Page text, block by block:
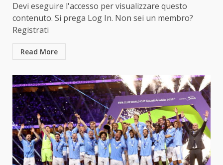
Devi eseguire l'accesso per visualizzare questo
contenuto. Si prega Log In. Non sei un membro?
Registrati
Read More